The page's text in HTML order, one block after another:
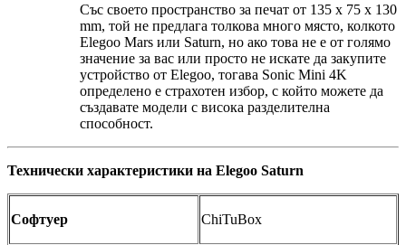
Със своето пространство за печат от 135 x 75 x 130
mm, той не предлага толкова много място, колкото
Elegoo Mars или Saturn, но ако това не е от голямо
значение за вас или просто не искате да закупите
устройство от Elegoo, тогава Sonic Mini 4K
определено е страхотен избор, с който можете да
създавате модели с висока разделителна
способност.
Технически характеристики на Elegoo Saturn
Софтуер ChiTuBox